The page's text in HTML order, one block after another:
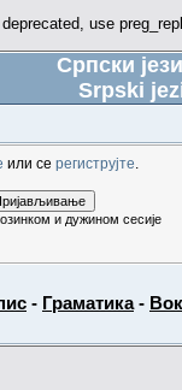
use
Српски
Srpski
или се региструјте
и дужином сесије
- Граматика-